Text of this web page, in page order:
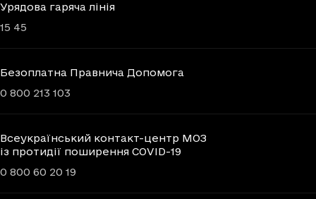
Урядова гаряча лінія
15 45
Безоплатна Правнича Допомога
0 800 213 103
Всеукраїнський контакт-центр МОЗ
із протидії поширення COVID-19
0 800 60 20 19